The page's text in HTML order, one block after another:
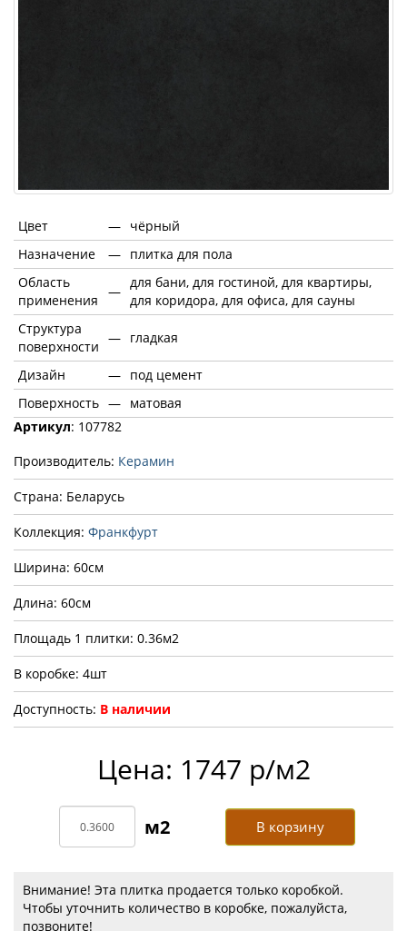
Цвет — чёрный
Назначение
— плитка для пола
Область
применения
—
для бани, для гостиной, для квартиры,
для коридора, для офиса, для сауны
Структура
поверхности
— гладкая
Дизайн — под цемент
Поверхность — матовая
Артикул: 107782
Производитель: Керамин
Страна: Беларусь
Коллекция: Франкфурт
Ширина: 60см
Длина: 60см
Площадь 1 плитки: 0.36м2
В коробке: 4шт
Доступность: В наличии
Цена: 1747 р/м2
В корзину
Внимание! Эта плитка продается только коробкой.
Чтобы уточнить количество в коробке, пожалуйста,
позвоните!